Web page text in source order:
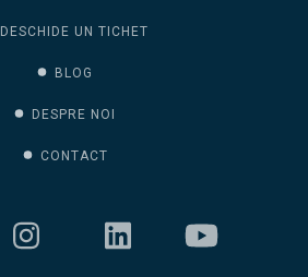
DESCHIDE UN TICHET
BLOG
DESPRE NOI
CONTACT